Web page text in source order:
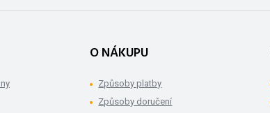
O NÁKUPU
Způsoby platby
Způsoby doručení